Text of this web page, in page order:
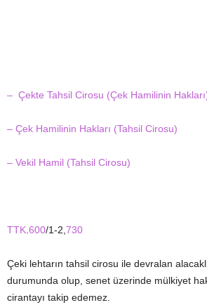
– Çekte Tahsil Cirosu (Çek Hamilinin
– Çek Hamilinin Hakları (Tahsil Cirosu)
– Vekil Hamil (Tahsil Cirosu)
TTK 600/1-2, 730
Çeki lehtarın tahsil cirosu ile devralan
durumunda olup, senet üzerinde mülkiyet
cirantayı takip edemez.